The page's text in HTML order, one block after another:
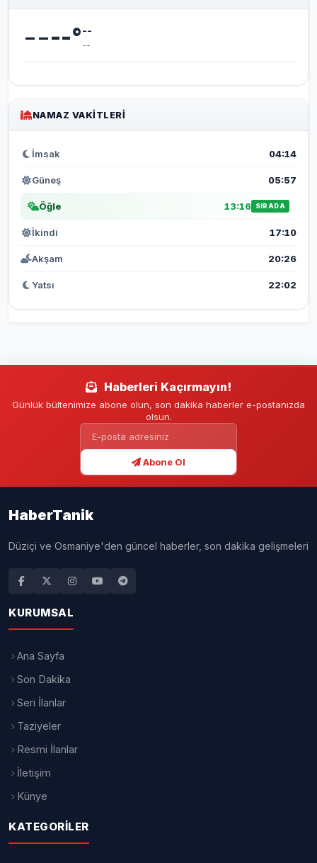
----°--
--
NAMAZ VAKITLERI
İmsak 04:14
Güneş 05:57
Öğle 13:16 SIRADA
İkindi 17:10
Akşam 20:26
Yatsı 22:02
Haberleri Kaçırmayın!
Günlük bültenimize abone olun, son dakika haberler e-postanızda
olsun.
Abone Ol
HaberTanik
Düziçi ve Osmaniye'den güncel haberler, son dakika gelişmeleri
KURUMSAL
Ana Sayfa
Son Dakika
Seri İlanlar
Taziyeler
Resmi İlanlar
İletişim
Künye
KATEGORILER